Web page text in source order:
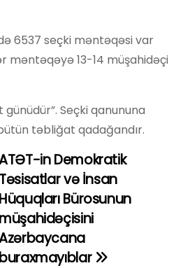
6537 seçki məntəqəsi var
məntəqəyə 13-14 müşahidəçi
günüdür”. Seçki qanununa
təbliğat qadağandır.
in Demokratik
Təsisatlar və İnsan
Hüquqları Bürosunun
müşahidəçisini
buraxmayıblar